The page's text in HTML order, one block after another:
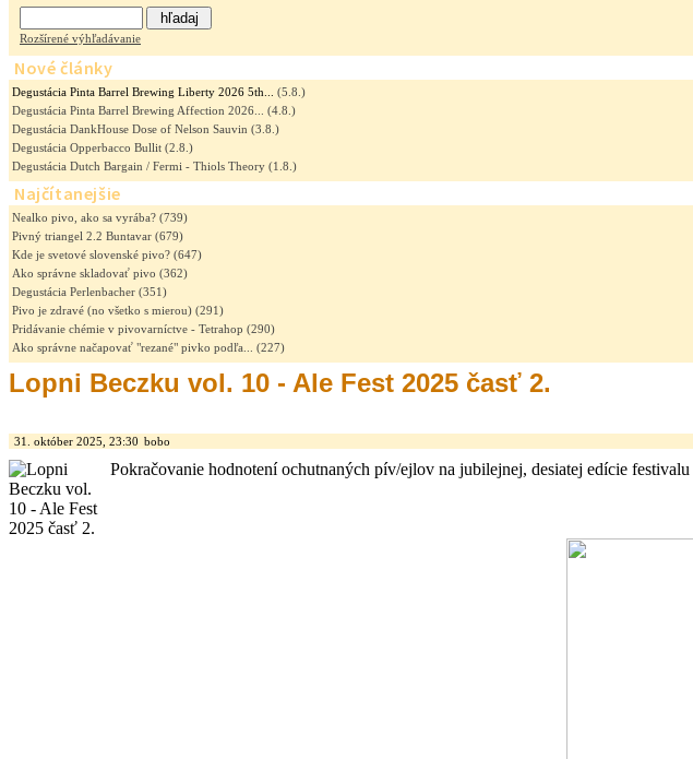
Rozšírené výhľadávanie
Nové články
Degustácia Pinta Barrel Brewing Liberty 2026 5th...
(5.8.)
Degustácia Pinta Barrel Brewing Affection 2026...
(4.8.)
Degustácia DankHouse Dose of Nelson Sauvin (3.8.)
Degustácia Opperbacco Bullit (2.8.)
Degustácia Dutch Bargain / Fermi - Thiols Theory (1.8.)
Najčítanejšie
Nealko pivo, ako sa vyrába? (739)
Pivný triangel 2.2 Buntavar (679)
Kde je svetové slovenské pivo? (647)
Ako správne skladovať pivo (362)
Degustácia Perlenbacher (351)
Pivo je zdravé (no všetko s mierou) (291)
Pridávanie chémie v pivovarníctve - Tetrahop (290)
Ako správne načapovať "rezané" pivko podľa...
(227)
Lopni Beczku vol. 10 - Ale Fest 2025 časť 2.
31. október 2025, 23:30 bobo
Pokračovanie hodnotení ochutnaných pív/ejlov na jubilejnej, desiatej edície festivalu